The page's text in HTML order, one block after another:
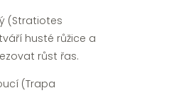
(Stratiotes
husté růžice a
růst řas.
(Trapa